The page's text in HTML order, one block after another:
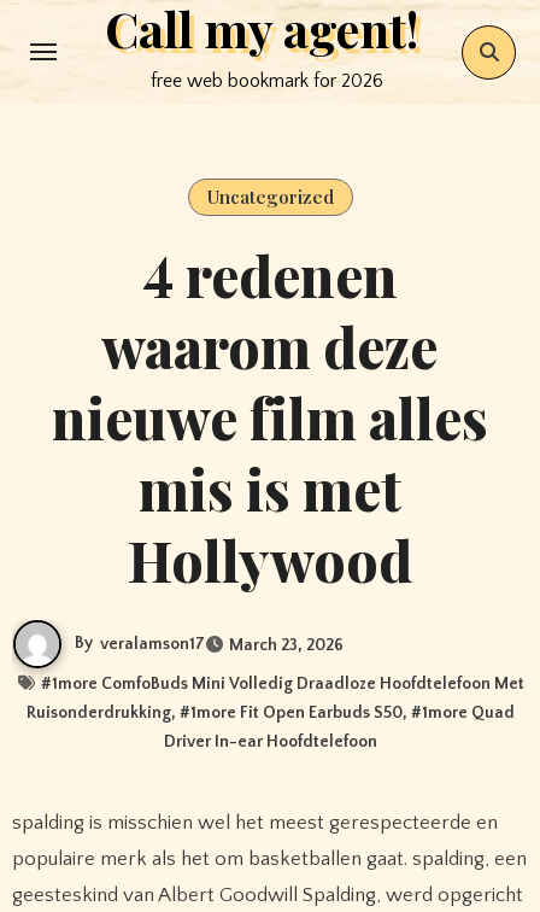
to
Call my agent!
free web bookmark for 2026
Uncategorized
4 redenen
waarom deze
nieuwe film alles
mis is met
Hollywood
By veralamson17 March 23, 2026
#1more ComfoBuds Mini Volledig Draadloze Hoofdtelefoon Met
Ruisonderdrukking, #1more Fit Open Earbuds S50, #1more Quad
Driver In-ear Hoofdtelefoon
spalding is misschien wel het meest gerespecteerde en
populaire merk als het om basketballen gaat. spalding, een
geesteskind van Albert Goodwill Spalding, werd opgericht